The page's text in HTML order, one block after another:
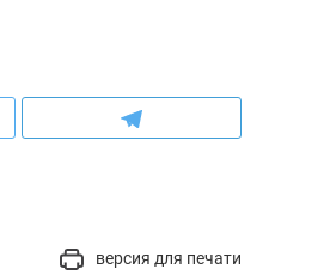
версия для печати